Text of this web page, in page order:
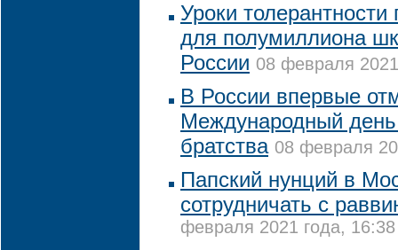
Уроки
для полумиллиона
России 08 февраля
В России впервые
Международный день
братства 08 февраля
Папский нунций в
сотрудничать с
февраля 2021 года, 16:38